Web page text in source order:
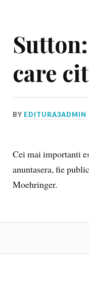
care
BY EDITURA3ADMIN
Cei mai importanti
anuntasera, fie
Moehringer.